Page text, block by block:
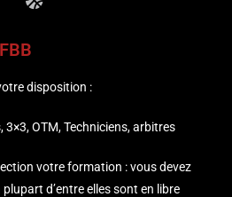
disposition :
3×3, OTM, Techniciens, arbitres
votre formation : vous devez
d’entre elles sont en libre